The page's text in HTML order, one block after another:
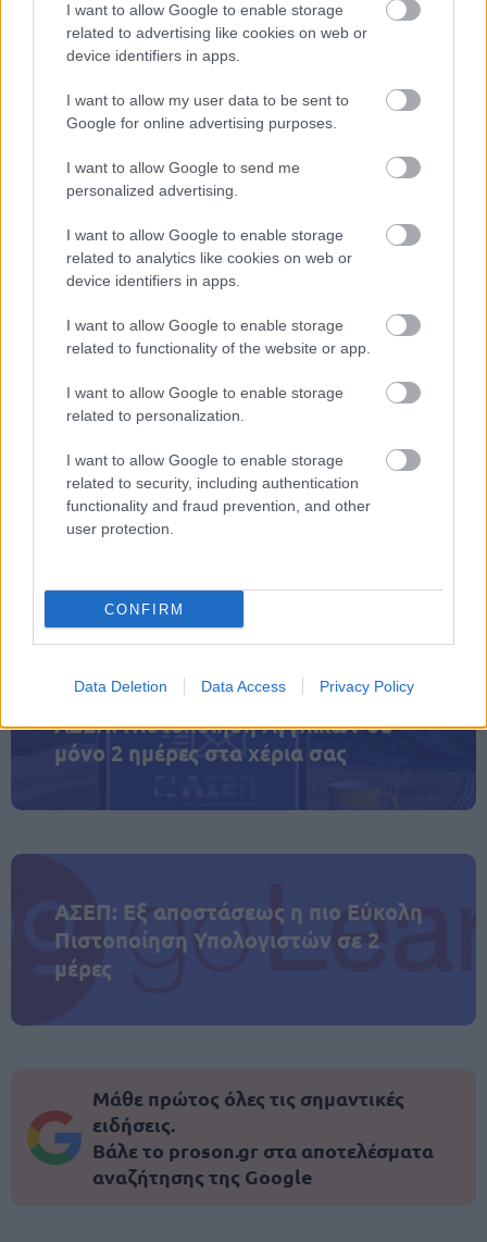
I want to allow Google to enable storage
related to advertising like cookies on web or
device identifiers in apps.
I want to allow my user data to be sent to
Google for online advertising purposes.
I want to allow Google to send me
personalized advertising.
I want to allow Google to enable storage
related to analytics like cookies on web or
device identifiers in apps.
I want to allow Google to enable storage
related to functionality of the website or app.
I want to allow Google to enable storage
related to personalization.
I want to allow Google to enable storage
related to security, including authentication
functionality and fraud prevention, and other
user protection.
CONFIRM
Data Deletion Data Access Privacy Policy
1744Αλεξάντερ Πόουπ, Άγγλος ποιητής
1770Φρανσουά Μπουσέ, Γάλλος ζωγράφος
1778Βολταίρος, Γάλλος συγγραφέας και
1826Παλαιών Πατρών Γερμανός, Έλληνας
μητροπολίτης
1912Γουίλμπουρ Ράιτ, Αμερικανός αεροπόρος
1918Γκεόργκι Πλεχάνοφ, Ρώσος επαναστάτης
1960Μπορίς Παστερνάκ, Ρώσος συγγραφέας
2007Ουίλιαμ Μέρεντιθ, Αμερικανός ποιητής και
πανεπιστημιακός
Πηγή: wikipedia, eortologio
ΑΣΕΠ: Πιστοποίηση Αγγλικών σε
μόνο 2 ημέρες στα χέρια σας
ΑΣΕΠ: Εξ αποστάσεως η πιο Εύκολη
Πιστοποίηση Υπολογιστών σε 2
μέρες
Μάθε πρώτος όλες τις σημαντικές
ειδήσεις.
Βάλε το proson.gr στα αποτελέσματα
αναζήτησης της Google